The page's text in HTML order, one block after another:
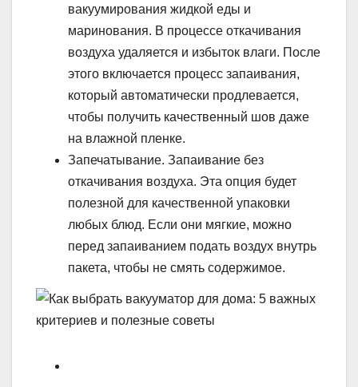
вакуумирования жидкой еды и
маринования. В процессе откачивания
воздуха удаляется и избыток влаги. После
этого включается процесс запаивания,
который автоматически продлевается,
чтобы получить качественный шов даже
на влажной пленке.
Запечатывание. Запаивание без
откачивания воздуха. Эта опция будет
полезной для качественной упаковки
любых блюд. Если они мягкие, можно
перед запаиванием подать воздух внутрь
пакета, чтобы не смять содержимое.